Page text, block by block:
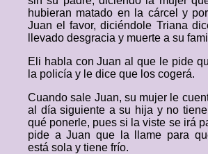
hubieran matado en la cárcel y
Juan el favor, diciéndole Triana
llevado desgracia y muerte a su
Eli habla con Juan al que le pide
la policía y le dice que los cogerá.
Cuando sale Juan, su mujer le
al día siguiente a su hija y no
qué ponerle, pues si la viste se irá
pide a Juan que la llame para
está sola y tiene frío.